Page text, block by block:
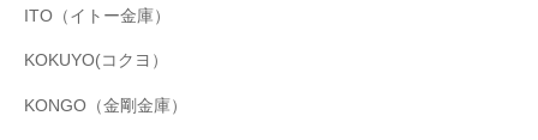
ITO（イトー金庫）
KOKUYO(コクヨ）
KONGO（金剛金庫）